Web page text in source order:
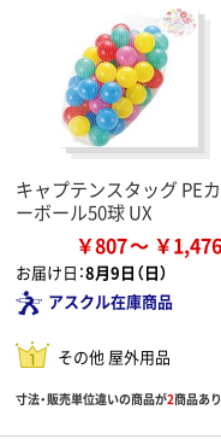
キャプテンスタッグ PE
ーボール50球 UX
￥807 ￥1,476
お届け日：8月9日（日）
アスクル在庫商品
その他 屋外用品
寸法・販売単位違いの商品が2商品あ